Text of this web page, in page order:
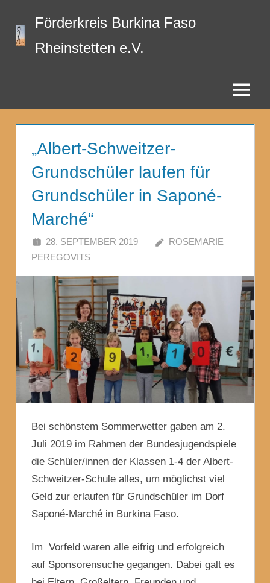
Inhalt
springen
Förderkreis Burkina Faso
Rheinstetten e.V.
Menü
„Albert-Schweitzer-
Grundschüler laufen für
Grundschüler in Saponé-
Marché“
28. SEPTEMBER 2019
ROSEMARIE
PEREGOVITS
Bei schönstem Sommerwetter gaben am 2.
Juli 2019 im Rahmen der Bundesjugendspiele
die Schüler/innen der Klassen 1-4 der Albert-
Schweitzer-Schule alles, um möglichst viel
Geld zur erlaufen für Grundschüler im Dorf
Saponé-Marché in Burkina Faso.
Im Vorfeld waren alle eifrig und erfolgreich
auf Sponsorensuche gegangen. Dabei galt es